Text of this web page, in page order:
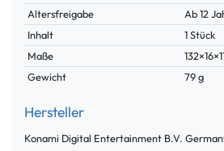
Merkmal
Altersfreigabe
Ab 12
Inhalt
1 Stück
Maße
Gewicht
79 g
Hersteller
Konami Digital Entertainment B.V.